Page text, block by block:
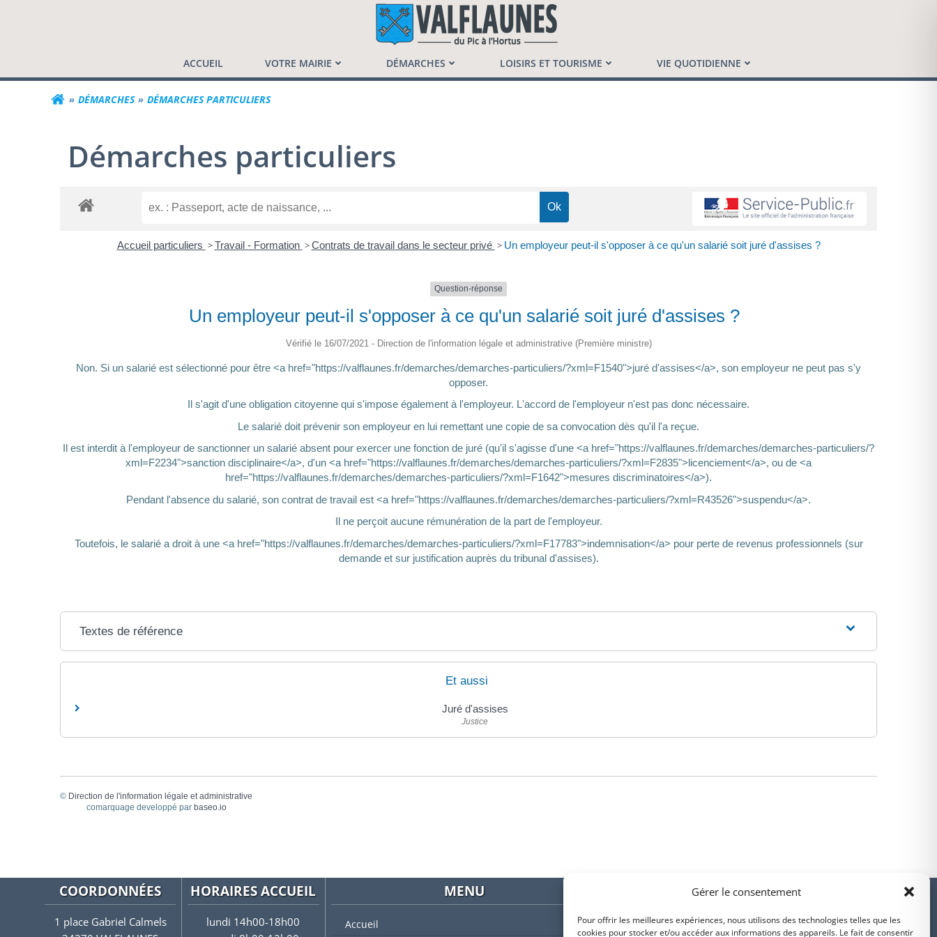
Gérer le consentement
Pour offrir les meilleures expériences, nous utilisons des technologies telles que les
cookies pour stocker et/ou accéder aux informations des appareils. Le fait de consentir
Commune de Valflaunès
ACCUEIL VOTRE MAIRIE DÉMARCHES LOISIRS ET TOURISME VIE QUOTIDIENNE
DÉMARCHES DÉMARCHES PARTICULIERS
Démarches particuliers
Accueil particuliers > Travail - Formation > Contrats de travail dans le secteur privé > Un employeur peut-il s'opposer à ce qu'un salarié soit juré d'assises ?
Question-réponse
Un employeur peut-il s'opposer à ce qu'un salarié soit juré d'assises ?
Vérifié le 16/07/2021 - Direction de l'information légale et administrative (Première ministre)
Non. Si un salarié est sélectionné pour être <a href="https://valflaunes.fr/demarches/demarches-particuliers/?xml=F1540">juré d'assises</a>, son employeur ne peut pas s'y
opposer.
Il s'agit d'une obligation citoyenne qui s'impose également à l'employeur. L'accord de l'employeur n'est pas donc nécessaire.
Le salarié doit prévenir son employeur en lui remettant une copie de sa convocation dès qu'il l'a reçue.
Il est interdit à l'employeur de sanctionner un salarié absent pour exercer une fonction de juré (qu'il s'agisse d'une <a href="https://valflaunes.fr/demarches/demarches-particuliers/?
xml=F2234">sanction disciplinaire</a>, d'un <a href="https://valflaunes.fr/demarches/demarches-particuliers/?xml=F2835">licenciement</a>, ou de <a
href="https://valflaunes.fr/demarches/demarches-particuliers/?xml=F1642">mesures discriminatoires</a>).
Pendant l'absence du salarié, son contrat de travail est <a href="https://valflaunes.fr/demarches/demarches-particuliers/?xml=R43526">suspendu</a>.
Il ne perçoit aucune rémunération de la part de l'employeur.
Toutefois, le salarié a droit à une <a href="https://valflaunes.fr/demarches/demarches-particuliers/?xml=F17783">indemnisation</a> pour perte de revenus professionnels (sur
demande et sur justification auprès du tribunal d'assises).
Textes de référence
Et aussi
Juré d'assises
Justice
© Direction de l'information légale et administrative
comarquage developpé par baseo.io
COORDONNÉES
1 place Gabriel Calmels
HORAIRES ACCUEIL
lundi 14h00-18h00
MENU
Accueil
PARTENAIRES